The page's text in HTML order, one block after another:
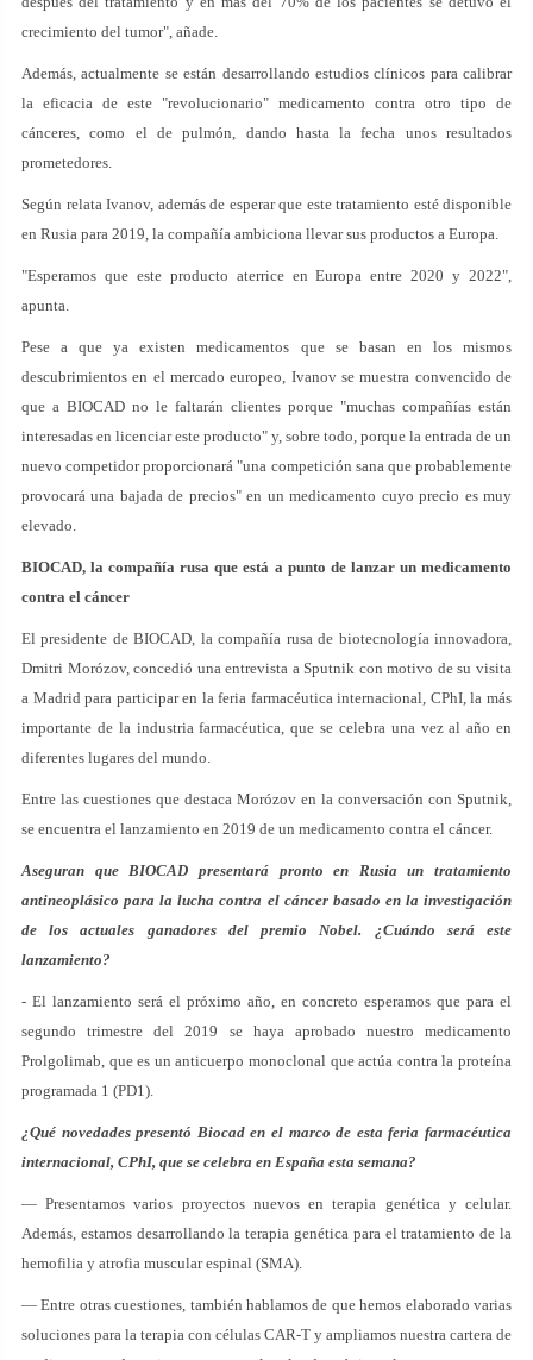
crecimiento del tumor", añade.
Además, actualmente se están desarrollando estudios clínicos para calibrar
la eficacia de este "revolucionario" medicamento contra otro tipo de
cánceres, como el de pulmón, dando hasta la fecha unos resultados
prometedores.
Según relata Ivanov, además de esperar que este tratamiento esté disponible
en Rusia para 2019, la compañía ambiciona llevar sus productos a Europa.
"Esperamos que este producto aterrice en Europa entre 2020 y 2022",
apunta.
Pese a que ya existen medicamentos que se basan en los mismos
descubrimientos en el mercado europeo, Ivanov se muestra convencido de
que a BIOCAD no le faltarán clientes porque "muchas compañías están
interesadas en licenciar este producto" y, sobre todo, porque la entrada de un
nuevo competidor proporcionará "una competición sana que probablemente
provocará una bajada de precios" en un medicamento cuyo precio es muy
elevado.
BIOCAD, la compañía rusa que está a punto de lanzar un medicamento
contra el cáncer
El presidente de BIOCAD, la compañía rusa de biotecnología innovadora,
Dmitri Morózov, concedió una entrevista a Sputnik con motivo de su visita
a Madrid para participar en la feria farmacéutica internacional, CPhI, la más
importante de la industria farmacéutica, que se celebra una vez al año en
diferentes lugares del mundo.
Entre las cuestiones que destaca Morózov en la conversación con Sputnik,
se encuentra el lanzamiento en 2019 de un medicamento contra el cáncer.
Aseguran que BIOCAD presentará pronto en Rusia un tratamiento
antineoplásico para la lucha contra el cáncer basado en la investigación
de los actuales ganadores del premio Nobel. ¿Cuándo será este
lanzamiento?
- El lanzamiento será el próximo año, en concreto esperamos que para el
segundo trimestre del 2019 se haya aprobado nuestro medicamento
Prolgolimab, que es un anticuerpo monoclonal que actúa contra la proteína
programada 1 (PD1).
¿Qué novedades presentó Biocad en el marco de esta feria farmacéutica
internacional, CPhI, que se celebra en España esta semana?
— Presentamos varios proyectos nuevos en terapia genética y celular.
Además, estamos desarrollando la terapia genética para el tratamiento de la
hemofilia y atrofia muscular espinal (SMA).
— Entre otras cuestiones, también hablamos de que hemos elaborado varias
soluciones para la terapia con células CAR-T y ampliamos nuestra cartera de